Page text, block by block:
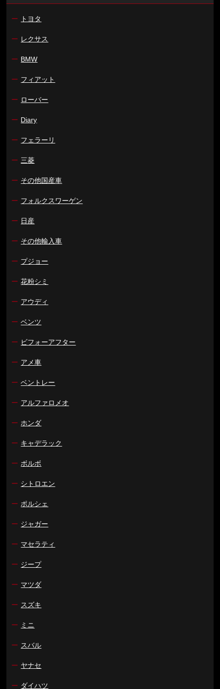
ー トヨタ
ー レクサス
ー BMW
ー フィアット
ー ローバー
ー Diary
ー フェラーリ
ー 三菱
ー その他国産車
ー フォルクスワーゲン
ー 日産
ー その他輸入車
ー プジョー
ー 花粉シミ
ー アウディ
ー ベンツ
ー ビフォーアフター
ー アメ車
ー ベントレー
ー アルファロメオ
ー ホンダ
ー キャデラック
ー ボルボ
ー シトロエン
ー ポルシェ
ー ジャガー
ー マセラティ
ー ジープ
ー マツダ
ー スズキ
ー ミニ
ー スバル
ー ヤナセ
ー ダイハツ